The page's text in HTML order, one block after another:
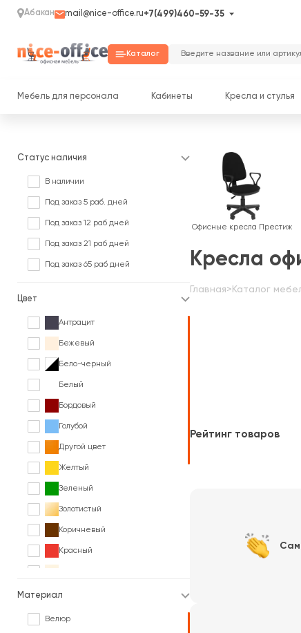
Абакан mail@nice-office.ru+7(499)460-59-35
Каталог
Мебель для персонала Кабинеты Кресла и стулья
Статус наличия
В наличии
Под заказ 5 раб. дней
Под заказ 12 раб дней
Под заказ 21 раб дней
Под заказ 65 раб дней
Цвет
Антрацит
Бежевый
Бело-черный
Белый
Бордовый
Голубой
Другой цвет
Желтый
Зеленый
Золотистый
Коричневый
Красный
Оранжевый
Материал
Велюр
Кресла
Главная> Каталог
Офисные кресла Престиж
Рейтинг товаров